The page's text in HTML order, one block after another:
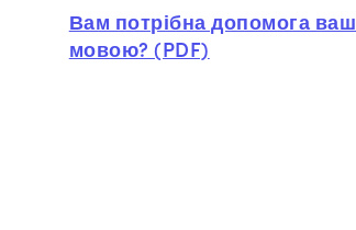
Вам потрібна допомога
мовою? (PDF)